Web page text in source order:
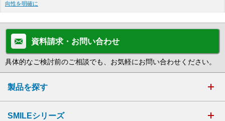
向性を明確に
資料請求・お問い合わせ
具体的なご検討前のご相談でも、お気軽にお問い合わせください。
製品を探す
SMILEシリーズ